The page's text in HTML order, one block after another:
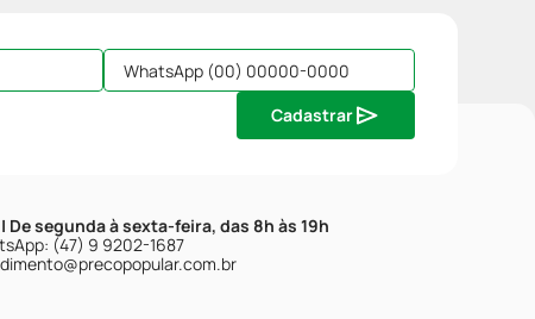
Cadastrar
| De segunda à sexta-feira, das 8h às 19h
(47) 9 9202-1687